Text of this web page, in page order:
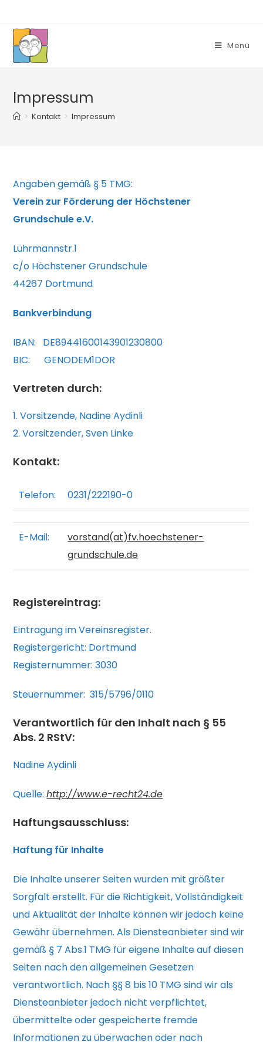
springen
Menü
Impressum
> Kontakt > Impressum
Angaben gemäß § 5 TMG:
Verein zur Förderung der Höchstener
Grundschule e.V.
Lührmannstr.1
c/o Höchstener Grundschule
44267 Dortmund
Bankverbindung
IBAN: DE89441600143901230800
BIC: GENODEM1DOR
Vertreten durch:
1. Vorsitzende, Nadine Aydinli
2. Vorsitzender, Sven Linke
Kontakt:
Telefon: 0231/222190-0
E-Mail:
vorstand(at)fv.hoechstener-
grundschule.de
Registereintrag:
Eintragung im Vereinsregister.
Registergericht: Dortmund
Registernummer: 3030
Steuernummer: 315/5796/0110
Verantwortlich für den Inhalt nach § 55
Abs. 2 RStV:
Nadine Aydinli
Quelle:http://www.e-recht24.de
Haftungsausschluss:
Haftung für Inhalte
Die Inhalte unserer Seiten wurden mit größter
Sorgfalt erstellt. Für die Richtigkeit, Vollständigkeit
und Aktualität der Inhalte können wir jedoch keine
Gewähr übernehmen. Als Diensteanbieter sind wir
gemäß § 7 Abs.1 TMG für eigene Inhalte auf diesen
Seiten nach den allgemeinen Gesetzen
verantwortlich. Nach §§ 8 bis 10 TMG sind wir als
Diensteanbieter jedoch nicht verpflichtet,
übermittelte oder gespeicherte fremde
Informationen zu überwachen oder nach